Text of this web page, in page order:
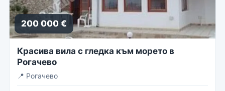
200 000 €
Красива вила с гледка към морето в
Рогачево
📍 Рогачево